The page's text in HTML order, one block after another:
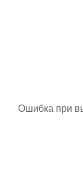
Ошибка при